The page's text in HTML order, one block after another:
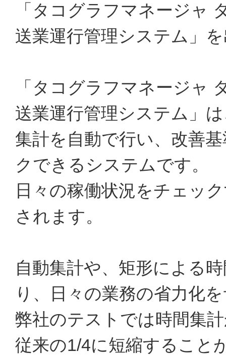
「タコグラフマネージャ
送業運行管理システム」
「タコグラフマネージャ
送業運行管理システム」
集計を自動で行い、改善
クできるシステムです。
日々の稼働状況をチェッ
されます。
自動集計や、矩形による
り、日々の業務の省力化
弊社のテストでは時間集
従来の1/4に短縮すること